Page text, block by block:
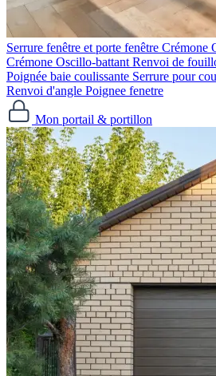
Serrure fenêtre et porte fenêtre Crémone
Crémone Oscillo-battant Renvoi de
Poignée baie coulissante Serrure pour
Renvoi d'angle Poignee fenetre
Mon portail & portillon